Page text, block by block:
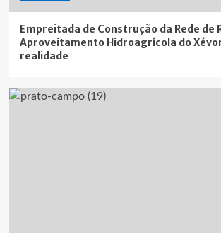
Empreitada de Construção da Rede de
Aproveitamento Hidroagrícola do
realidade